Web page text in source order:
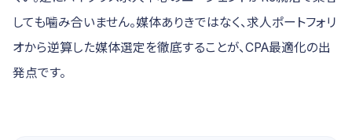
しても噛み合いません。媒体ありきではなく、求人ポートフォリ
オから逆算した媒体選定を徹底することが、CPA最適化の出
発点です。